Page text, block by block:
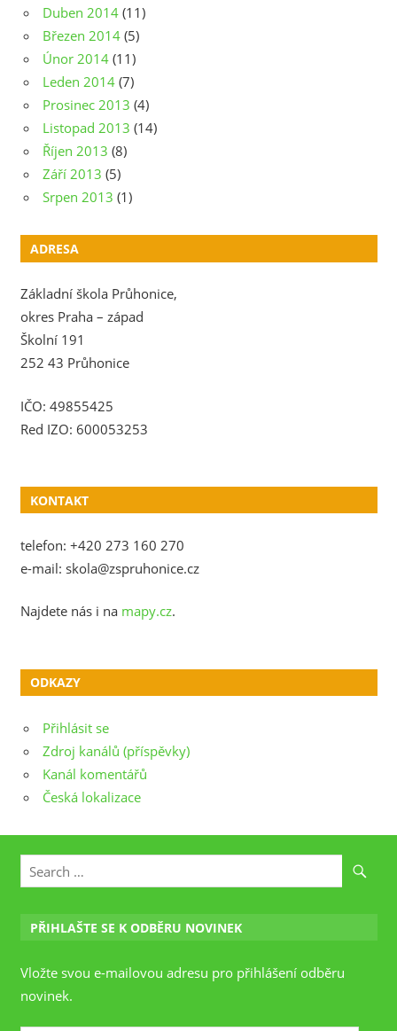
Duben 2014 (11)
Březen 2014 (5)
Únor 2014 (11)
Leden 2014 (7)
Prosinec 2013 (4)
Listopad 2013 (14)
Říjen 2013 (8)
Září 2013 (5)
Srpen 2013 (1)
ADRESA
Základní škola Průhonice,
okres Praha – západ
Školní 191
252 43 Průhonice
IČO: 49855425
Red IZO: 600053253
KONTAKT
telefon: +420 273 160 270
e-mail: skola@zspruhonice.cz
Najdete nás i na mapy.cz.
ODKAZY
Přihlásit se
Zdroj kanálů (příspěvky)
Kanál komentářů
Česká lokalizace
PŘIHLAŠTE SE K ODBĚRU NOVINEK
Vložte svou e-mailovou adresu pro přihlášení odběru
novinek.